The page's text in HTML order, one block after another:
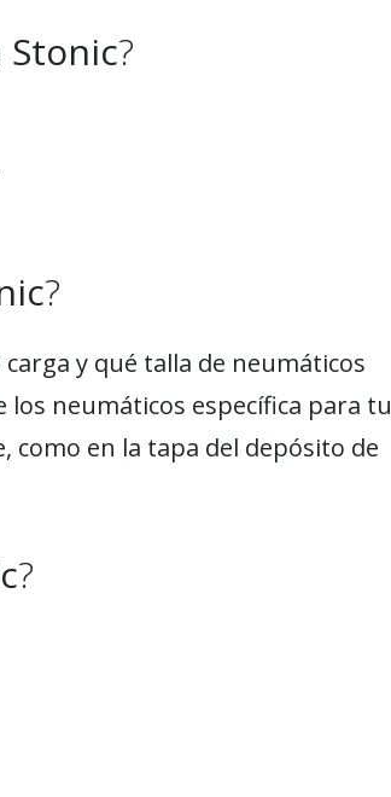
Stonic?
?
y qué talla de neumáticos
neumáticos específica para tu
como en la tapa del depósito de
?